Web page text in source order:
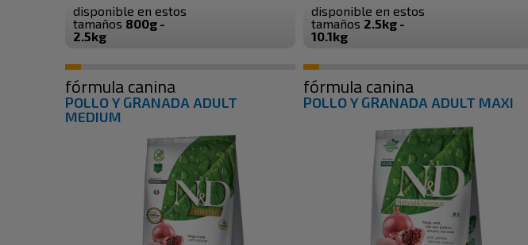
disponible en estos
tamaños 800g -
2.5kg
disponible en estos
tamaños 2.5kg -
10.1kg
fórmula canina
POLLO Y GRANADA ADULT
MEDIUM
fórmula canina
POLLO Y GRANADA ADULT MAXI